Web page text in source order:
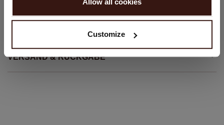
Customize
VERSAND & RÜCKGABE